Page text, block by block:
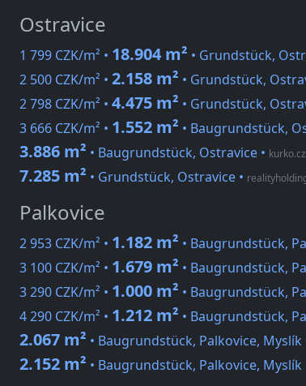
Ostravice
1 799 CZK/m² • 18.904 m² • Grundstück,
2 500 CZK/m² • 2.158 m² • Grundstück,
2 798 CZK/m² • 4.475 m² • Grundstück,
3 666 CZK/m² • 1.552 m² • Baugrundstück,
3.886 m² • Baugrundstück, Ostravice • kurko.cz
7.285 m² • Grundstück, Ostravice •
Palkovice
2 953 CZK/m² • 1.182 m² • Baugrundstück,
3 100 CZK/m² • 1.679 m² • Baugrundstück,
3 290 CZK/m² • 1.000 m² • Baugrundstück,
4 290 CZK/m² • 1.212 m² • Baugrundstück,
2.067 m² • Baugrundstück, Palkovice, Myslík
2.152 m² • Baugrundstück, Palkovice, Myslík